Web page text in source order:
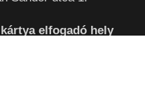
elfogadó hely